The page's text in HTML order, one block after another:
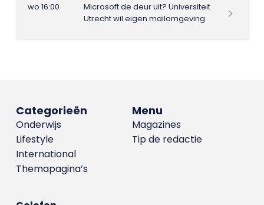
wo 16:00
Microsoft de deur uit? Universiteit
Utrecht wil eigen mailomgeving
Menu
Magazines
Tip de redactie
Categorieën
Onderwijs
Lifestyle
International
Themapagina’s